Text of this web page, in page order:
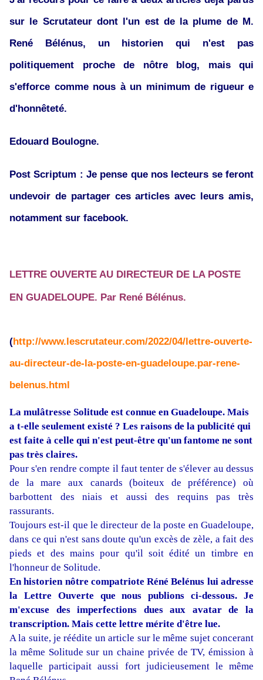
sur le Scrutateur dont l'un est de la plume de M.
René Bélénus, un historien qui n'est pas
politiquement proche de nôtre blog, mais qui
s'efforce comme nous à un minimum de rigueur e
d'honnêteté.
Edouard Boulogne.
Post Scriptum : Je pense que nos lecteurs se feront
undevoir de partager ces articles avec leurs amis,
notamment sur facebook.
LETTRE OUVERTE AU DIRECTEUR DE LA POSTE
EN GUADELOUPE. Par René Bélénus.
(http://www.lescrutateur.com/2022/04/lettre-ouverte-
au-directeur-de-la-poste-en-guadeloupe.par-rene-
belenus.html
La mulâtresse Solitude est connue en Guadeloupe. Mais
a t-elle seulement existé ? Les raisons de la publicité qui
est faite à celle qui n'est peut-être qu'un fantome ne sont
pas très claires.
Pour s'en rendre compte il faut tenter de s'élever au dessus
de la mare aux canards (boiteux de préférence) où
barbottent des niais et aussi des requins pas très
rassurants.
Toujours est-il que le directeur de la poste en Guadeloupe,
dans ce qui n'est sans doute qu'un excès de zèle, a fait des
pieds et des mains pour qu'il soit édité un timbre en
l'honneur de Solitude.
En historien nôtre compatriote Réné Belénus lui adresse
la Lettre Ouverte que nous publions ci-dessous. Je
m'excuse des imperfections dues aux avatar de la
transcription. Mais cette lettre mérite d'être lue.
A la suite, je réédite un article sur le même sujet concerant
la même Solitude sur un chaine privée de TV, émission à
laquelle participait aussi fort judicieusement le même